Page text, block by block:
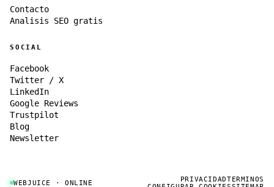
Contacto
Analisis SEO gratis
SOCIAL
Facebook
Twitter / X
LinkedIn
Google Reviews
Trustpilot
Blog
Newsletter
WEBJUICE · ONLINE PRIVACIDADTERMINOS